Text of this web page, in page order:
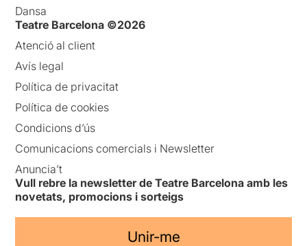
Dansa
Teatre Barcelona ©2026
Atenció al client
Avís legal
Política de privacitat
Política de cookies
Condicions d’ús
Comunicacions comercials i Newsletter
Anuncia’t
Vull rebre la newsletter de Teatre Barcelona amb les
novetats, promocions i sorteigs
Unir-me